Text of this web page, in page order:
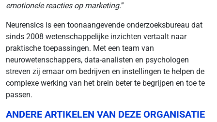
emotionele reacties op marketing.”
Neurensics is een toonaangevende onderzoeksbureau dat
sinds 2008 wetenschappelijke inzichten vertaalt naar
praktische toepassingen. Met een team van
neurowetenschappers, data-analisten en psychologen
streven zij ernaar om bedrijven en instellingen te helpen de
complexe werking van het brein beter te begrijpen en toe te
passen.
ANDERE ARTIKELEN VAN DEZE ORGANISATIE